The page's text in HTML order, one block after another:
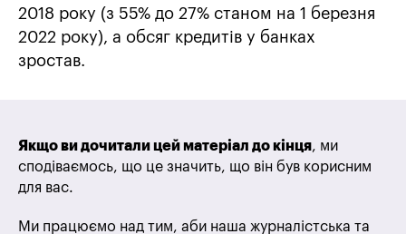
2018 року (з 55% до 27% станом на 1 березня
2022 року), а обсяг кредитів у банках
зростав.
Якщо ви дочитали цей матеріал до кінця, ми
сподіваємось, що це значить, що він був корисним
для вас.
Ми працюємо над тим, аби наша журналістська та